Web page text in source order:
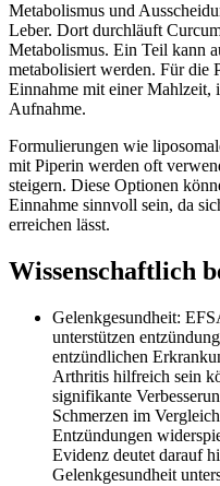
Metabolismus und
Leber. Dort durchläuft
Metabolismus. Ein Teil kann
metabolisiert werden. Für die
Einnahme mit einer Mahlzeit,
Aufnahme.
Formulierungen wie
mit Piperin werden oft
steigern. Diese Optionen
Einnahme sinnvoll sein, da
erreichen lässt.
Wissenschaftlich
Gelenkgesundheit:
unterstützen
entzündlichen
Arthritis hilfreich sein
signifikante
Schmerzen im
Entzündungen
Evidenz deutet darauf
Gelenkgesundheit